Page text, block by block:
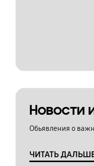
Новости
Обьявления о
ЧИТАТЬ